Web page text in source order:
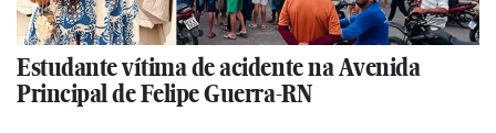
Estudante vítima de acidente na Avenida
Principal de Felipe Guerra-RN